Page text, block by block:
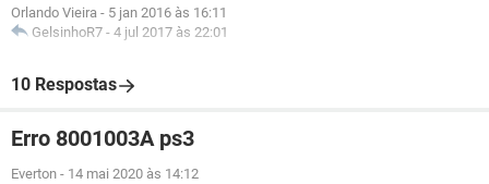
Orlando Vieira - 5 jan 2016 às 16:11
GelsinhoR7 - 4 jul 2017 às 22:01
10 Respostas
Erro 8001003A ps3
Everton - 14 mai 2020 às 14:12